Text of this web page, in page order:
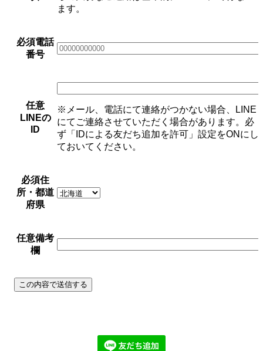
ます。
必須電話
番号
任意
LINEの
ID
※メール、電話にて連絡がつかない場合、LINE
にてご連絡させていただく場合があります。必
ず「IDによる友だち追加を許可」設定をONにし
ておいてください。
必須住
所・都道
府県
任意備考
欄